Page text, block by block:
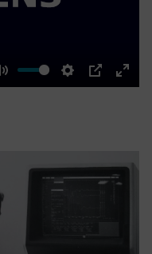
Mute Settings
PIP
Enter